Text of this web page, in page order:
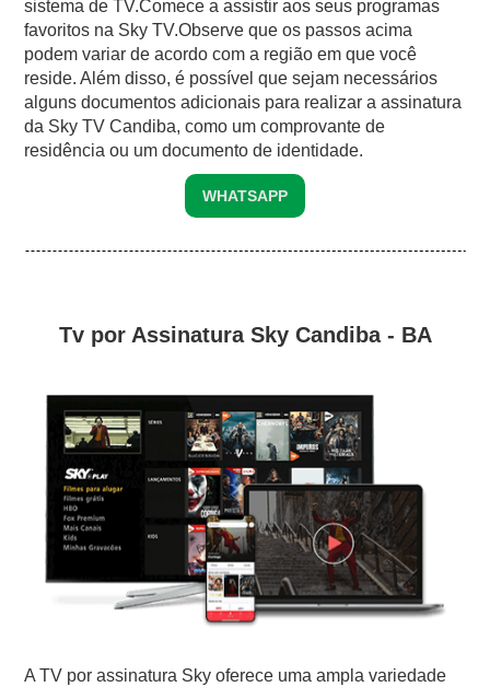
sistema de TV.Comece a assistir aos seus programas
favoritos na Sky TV.Observe que os passos acima
podem variar de acordo com a região em que você
reside. Além disso, é possível que sejam necessários
alguns documentos adicionais para realizar a assinatura
da Sky TV Candiba, como um comprovante de
residência ou um documento de identidade.
WHATSAPP
Tv por Assinatura Sky Candiba - BA
A TV por assinatura Sky oferece uma ampla variedade